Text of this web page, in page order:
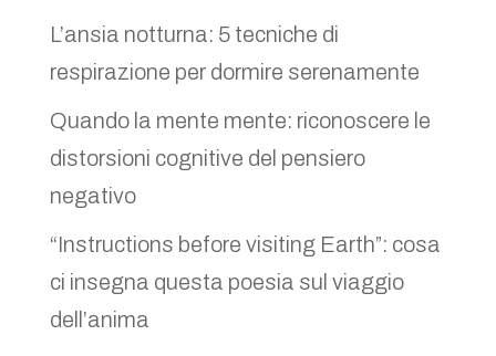
L’ansia notturna: 5 tecniche di
respirazione per dormire serenamente
Quando la mente mente: riconoscere le
distorsioni cognitive del pensiero
negativo
“Instructions before visiting Earth”: cosa
ci insegna questa poesia sul viaggio
dell’anima